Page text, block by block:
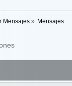
Mensajes» Mensajes